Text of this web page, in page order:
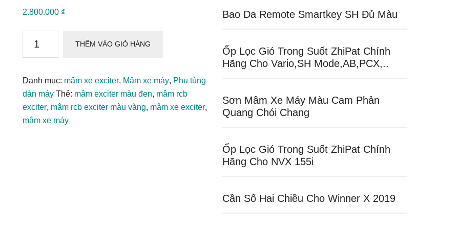
2.800.000 ₫
RCB
Đĩa
1.6
1.85
Dành
THÊM VÀO GIỎ HÀNG
Danh mục: mâm xe exciter, Mâm xe máy, Phụ tùng
dàn máy Thẻ: mâm exciter màu đen, mâm rcb
exciter, mâm rcb exciter màu vàng, mâm xe exciter,
mâm xe máy
Bao Da Remote Smartkey SH Đủ Màu
Ốp Lọc Gió Trong Suốt ZhiPat Chính
Hãng Cho Vario,SH Mode,AB,PCX,..
Sơn Mâm Xe Máy Màu Cam Phản
Quang Chói Chang
Ốp Lọc Gió Trong Suốt ZhiPat Chính
Hãng Cho NVX 155i
Cần Số Hai Chiều Cho Winner X 2019